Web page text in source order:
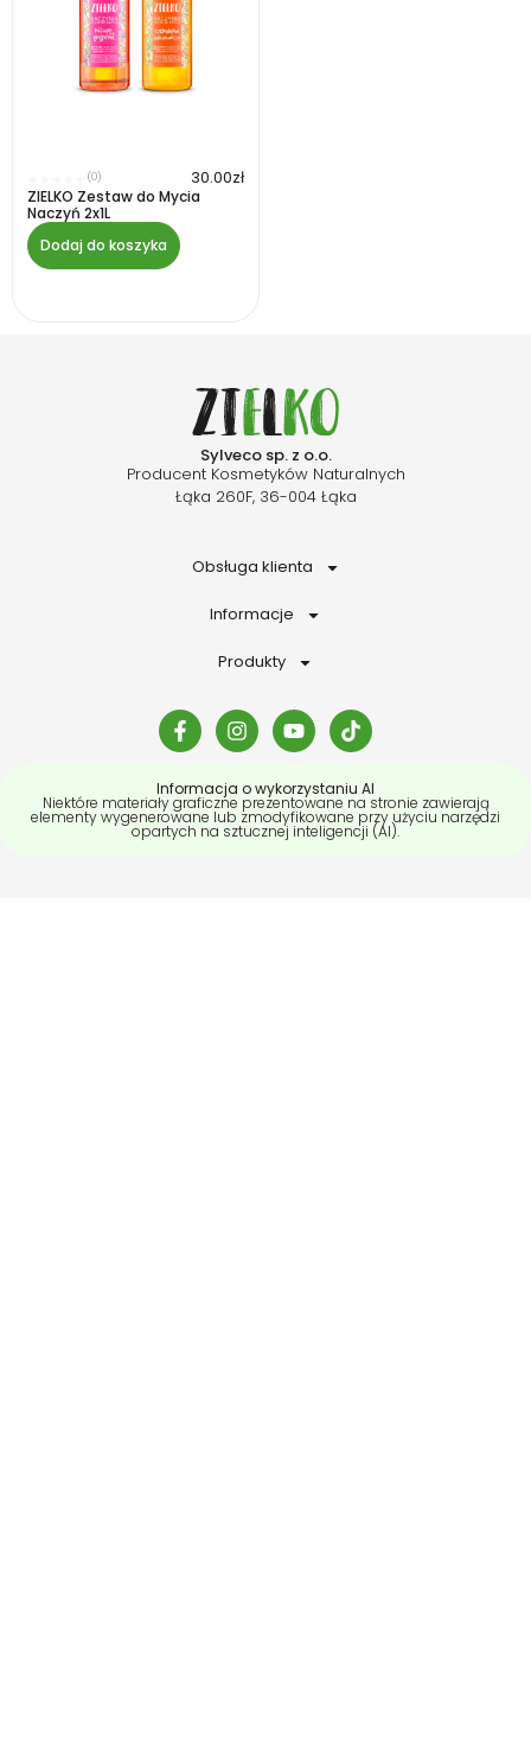
(0) 30.00zł
ZIELKO Zestaw do Mycia
Naczyń 2x1L
Dodaj do koszyka
Sylveco sp. z o.o.
Producent Kosmetyków Naturalnych
Łąka 260F, 36-004 Łąka
Obsługa klienta
Informacje
Produkty
Informacja o wykorzystaniu AI
Niektóre materiały graficzne prezentowane na stronie zawierają
elementy wygenerowane lub zmodyfikowane przy użyciu narzędzi
opartych na sztucznej inteligencji (AI).